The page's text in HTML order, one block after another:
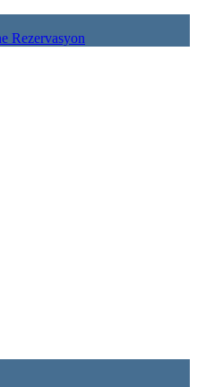
Rezervasyon